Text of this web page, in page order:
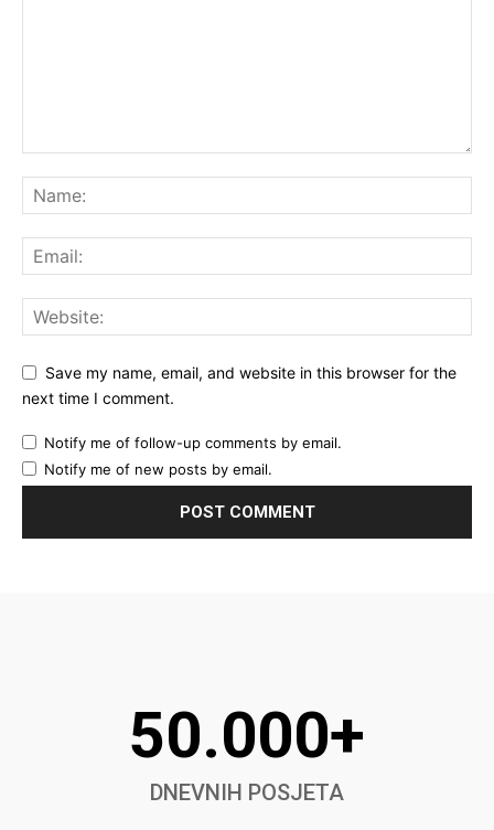
Save my name, email, and website in this browser for the
next time I comment.
Notify me of follow-up comments by email.
Notify me of new posts by email.
50.000+
DNEVNIH POSJETA